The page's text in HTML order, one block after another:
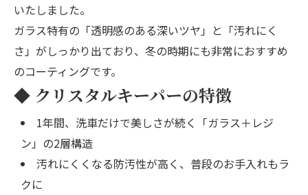
いたしました。
ガラス特有の「透明感のある深いツヤ」と「汚れにく
さ」がしっかり出ており、冬の時期にも非常におすすめ
のコーティングです。
◆ クリスタルキーパーの特徴
1年間、洗車だけで美しさが続く「ガラス＋レジ
ン」の2層構造
汚れにくくなる防汚性が高く、普段のお手入れもラ
クに